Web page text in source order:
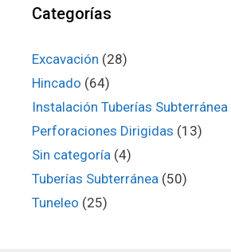
Categorías
Excavación (28)
Hincado (64)
Instalación Tuberías Subterránea
Perforaciones Dirigidas (13)
Sin categoría (4)
Tuberías Subterránea (50)
Tuneleo (25)